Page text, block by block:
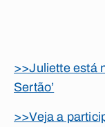
>>Juliette está
Sertão’
>>Veja a